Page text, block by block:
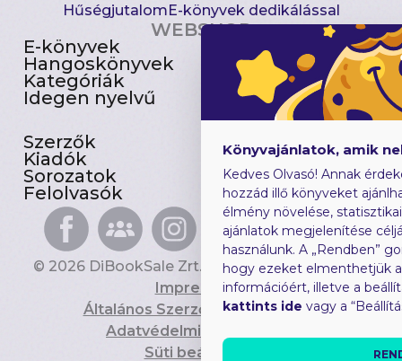
HűségjutalomE-könyvek dedikálással
WEBSHOP
E-könyvek
Hangoskönyvek
Kategóriák
Idegen nyelvű
Csomagajánlatok
Akciósak
Előjegyezhetők
Újdonságok
Szerzők
Kiadók
Sorozatok
Felolvasók
Gyerekkönyvek
Heti toplista
Ajándékutalvány
Blog
© 2026 DiBookSale Zrt. Minden jog fenntartva.
Impresszum
Általános Szerződési Feltételek
Adatvédelmi Tájékoztató
Süti beállítások
Könyvajánlatok, amik
Kedves Olvasó! Annak
hozzád illő könyveket
élmény növelése,
ajánlatok megjelenítése
használunk. A „Rendben”
hogy ezeket elmenthetjük
információért, illetve a
kattints ide vagy a